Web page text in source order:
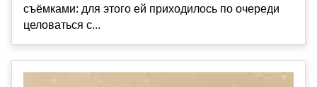
съёмками: для этого ей приходилось по очереди
целоваться с...